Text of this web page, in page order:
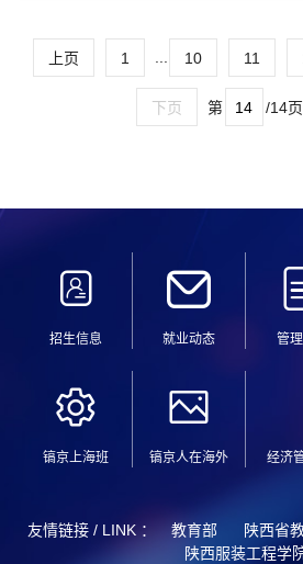
上页 1 10 11
下页 第 /14页
招生信息 就业动态 管
镐京上海班 镐京人在海外 经济
友情链接 / LINK ： 教育部 陕西省
陕西服装工程学